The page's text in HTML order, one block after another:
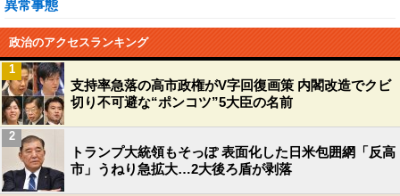
異常事態
政治のアクセスランキング
支持率急落の高市政権がV字回復画策 内閣改造でクビ
切り不可避な“ポンコツ”5大臣の名前
1
トランプ大統領もそっぽ 表面化した日米包囲網「反高
市」うねり急拡大…2大後ろ盾が剥落
2